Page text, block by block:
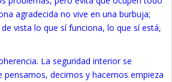
agradecida no vive en una burbuja;
vista lo que sí funciona, lo que sí está,
La seguridad interior se
pensamos, decimos y hacemos empieza